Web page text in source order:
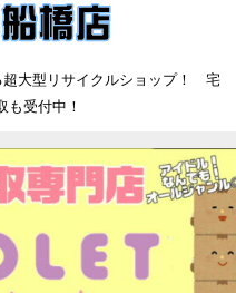
超大型リサイクルショップ！ 宅
も受付中！